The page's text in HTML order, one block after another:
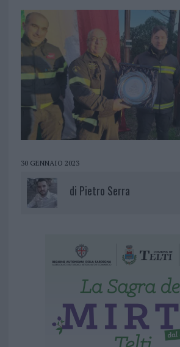
30 GENNAIO 2023
di Pietro Serra